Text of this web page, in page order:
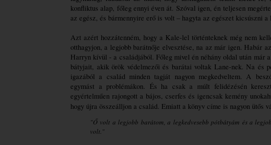
konfliktus alap, főleg ennyi éven át. Szóval igen, én teljesen
az egész, és bármennyire erő is volt – hagyta az egészet kicsúszni a
Azt azért hozzátenném, hogy a Kale-lel történteknek még nem
otthagyjon, a legjobb barátnője elvesztése, na az már igen. Habár
Harryn kívül - a családjából. Főleg mivel én néhány oldal után már
bátyjait, akik örök védelmezői és barátai voltak Lane-nek. Na és
igazából a család minden tagját nagyon megkedveltem. A
egymást a problémákon. És ha csak a múlt felidézésén
egyértelműen rajongott a bájos, cserfes és igencsak kemény
hogy újra összeálljon a család. Emiatt a könyv címe is nagyon ütős
"Ő volt a legjobb barátom, a legkedvesebb pótbátyám és a
volt."